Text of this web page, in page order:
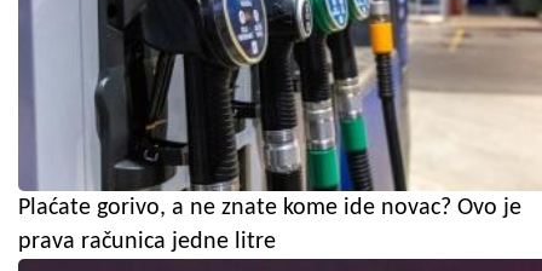
Plaćate gorivo, a ne znate kome ide novac? Ovo je
prava računica jedne litre